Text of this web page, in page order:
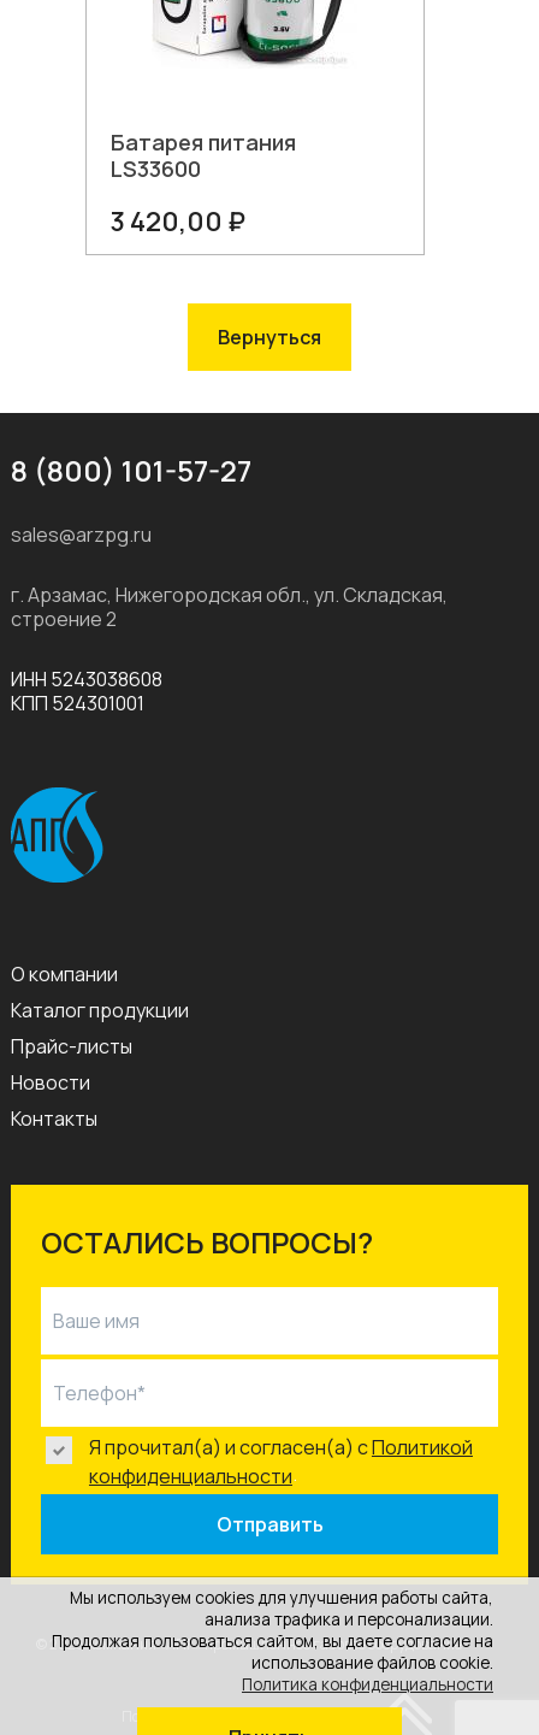
Мы используем cookies для улучшения работы сайта,
анализа трафика и персонализации.
Продолжая пользоваться сайтом, вы даете согласие на
использование файлов cookie.
Политика конфиденциальности
Батарея питания
LS33600
3 420,00 ₽
Вернуться
8 (800) 101-57-27
sales@arzpg.ru
г. Арзамас, Нижегородская обл., ул. Складская,
строение 2
ИНН 5243038608
КПП 524301001
О компании
Каталог продукции
Прайс-листы
Новости
Контакты
ОСТАЛИСЬ ВОПРОСЫ?
Ваше имя
Телефон*
Я прочитал(а) и согласен(а) сПолитикой
конфиденциальности.
Отправить
© 2025 Компания «АПГ» промышленное газовое оборудование